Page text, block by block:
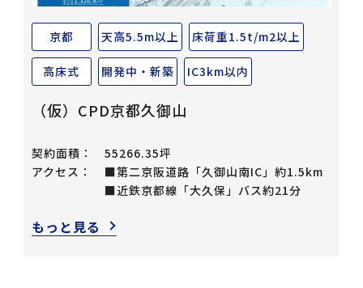
京都 天高5.5m以上 床荷重1.5t/m2以上
高床式 開発中・新築 IC3km以内
（仮）CPD京都久御山
契約面積：
55266.35坪
アクセス：
■第二京阪道路「久御山南IC」約1.5km
■近鉄京都線「大久保」バス約21分
もっと見る